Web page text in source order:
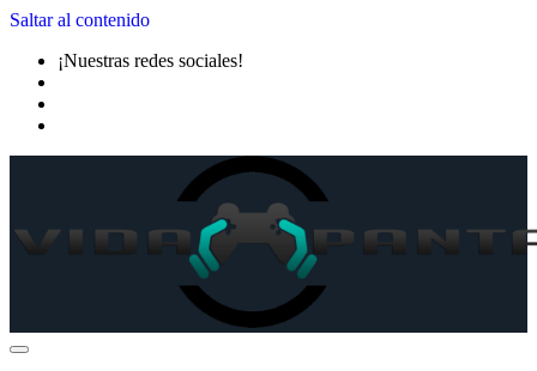
Saltar al contenido
¡Nuestras redes sociales!